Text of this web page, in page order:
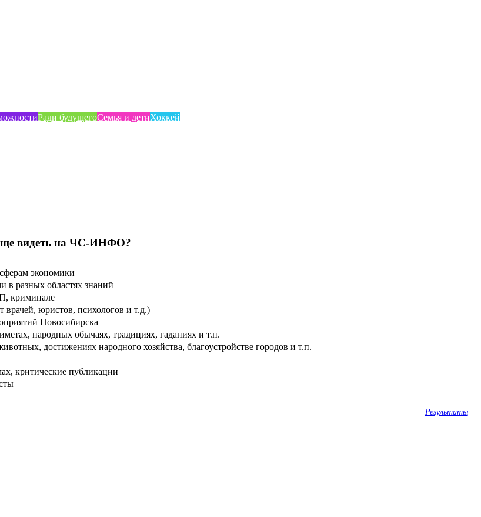
Ради будущегоСемья и детиХоккей
видеть на ЧС-ИНФО?
экономики
в разных областях знаний
криминале
врачей, юристов, психологов и т.д.)
Новосибирска
народных обычаях, традициях, гаданиях и т.п.
достижениях народного хозяйства, благоустройстве городов и т.п.
критические публикации
Результаты